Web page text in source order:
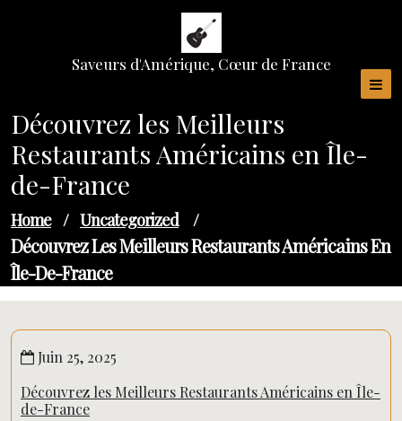
Saveurs d'Amérique, Cœur de France
Découvrez les Meilleurs
Restaurants Américains en Île-
de-France
Home / Uncategorized /
Découvrez Les Meilleurs Restaurants Américains En
Île-De-France
Juin 25, 2025
Découvrez les Meilleurs Restaurants Américains en Île-
de-France